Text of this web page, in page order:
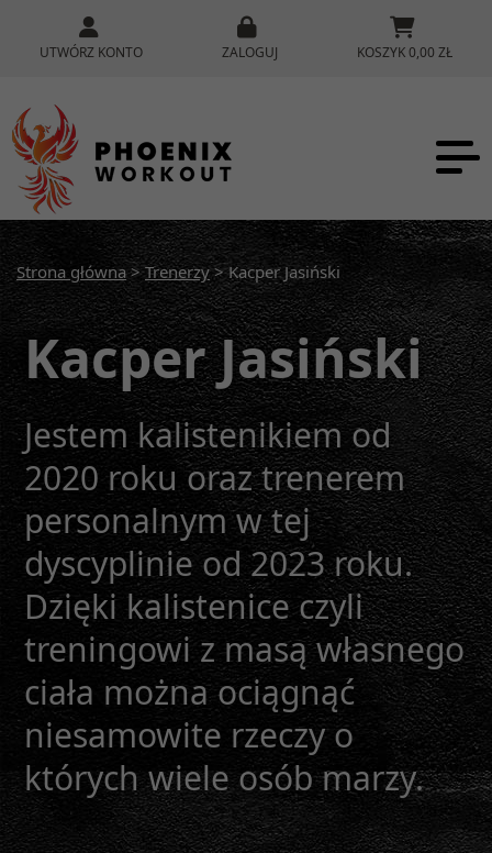
UTWÓRZ KONTO ZALOGUJ KOSZYK 0,00 ZŁ
Strona główna>Trenerzy> Kacper Jasiński
Kacper Jasiński
Jestem kalistenikiem od
2020 roku oraz trenerem
personalnym w tej
dyscyplinie od 2023 roku.
Dzięki kalistenice czyli
treningowi z masą własnego
ciała można ociągnąć
niesamowite rzeczy o
których wiele osób marzy.